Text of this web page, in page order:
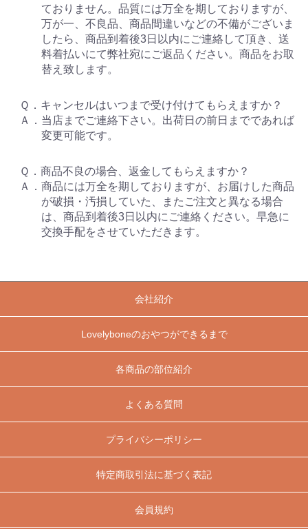
ておりません。品質には万全を期しておりますが、
万が一、不良品、商品間違いなどの不備がございま
したら、商品到着後3日以内にご連絡して頂き、送
料着払いにて弊社宛にご返品ください。商品をお取
替え致します。
Ｑ．キャンセルはいつまで受け付けてもらえますか？
Ａ．当店までご連絡下さい。出荷日の前日までであれば
変更可能です。
Ｑ．商品不良の場合、返金してもらえますか？
Ａ．商品には万全を期しておりますが、お届けした商品
が破損・汚損していた、またご注文と異なる場合
は、商品到着後3日以内にご連絡ください。早急に
交換手配をさせていただきます。
会社紹介
Lovelyboneのおやつができるまで
各商品の部位紹介
よくある質問
プライバシーポリシー
特定商取引法に基づく表記
会員規約